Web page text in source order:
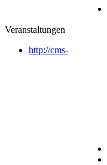
Veranstaltungen
http://cms-